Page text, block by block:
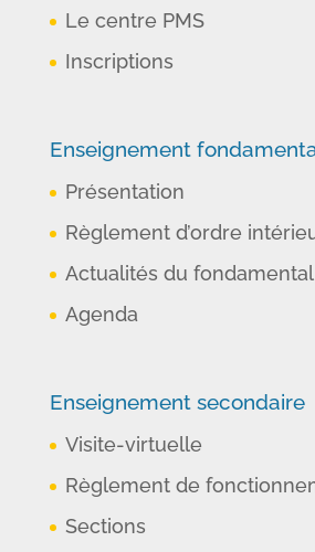
Le centre PMS
Inscriptions
Enseignement
Présentation
Règlement d’ordre
Actualités du fondamental
Agenda
Enseignement secondaire
Visite-virtuelle
Règlement de
Sections